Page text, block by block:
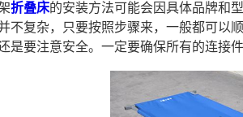
折叠床的安装方法可能会因具体品牌和
不复杂，只要按照步骤来，一般都可以
是要注意安全。一定要确保所有的连接